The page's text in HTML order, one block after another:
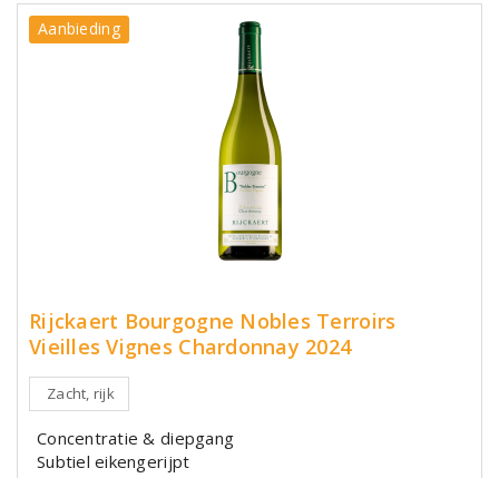
Aanbieding
Rijckaert Bourgogne Nobles Terroirs
Vieilles Vignes Chardonnay 2024
Zacht, rijk
Concentratie & diepgang
Subtiel eikengerijpt